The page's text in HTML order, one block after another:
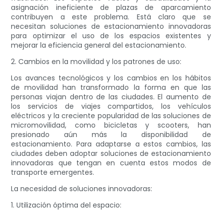
asignación ineficiente de plazas de aparcamiento
contribuyen a este problema. Está claro que se
necesitan soluciones de estacionamiento innovadoras
para optimizar el uso de los espacios existentes y
mejorar la eficiencia general del estacionamiento.
2. Cambios en la movilidad y los patrones de uso:
Los avances tecnológicos y los cambios en los hábitos
de movilidad han transformado la forma en que las
personas viajan dentro de las ciudades. El aumento de
los servicios de viajes compartidos, los vehículos
eléctricos y la creciente popularidad de las soluciones de
micromovilidad, como bicicletas y scooters, han
presionado aún más la disponibilidad de
estacionamiento. Para adaptarse a estos cambios, las
ciudades deben adoptar soluciones de estacionamiento
innovadoras que tengan en cuenta estos modos de
transporte emergentes.
La necesidad de soluciones innovadoras:
1. Utilización óptima del espacio: